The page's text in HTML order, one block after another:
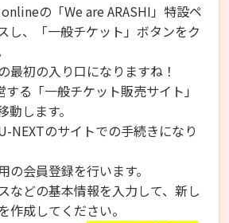
onlineの「We are ARASHI」特設ペ
し、「一般チケット」ボタンをク
最初の入り口になりますね！
る「一般チケット販売サイト」
動します。
NEXTのサイトでの手続きになり
の会員登録を行います。
などの基本情報を入力して、新し
作成してください。